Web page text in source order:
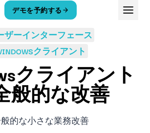
デモを予約する
ザーインターフェース
クライアント
クライアント
般的な改善
的な小さな業務改善